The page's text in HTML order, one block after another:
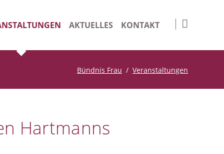
überspringen
AKTUELLES KONTAKT
Bündnis Frau Veranstaltungen
Hartmanns